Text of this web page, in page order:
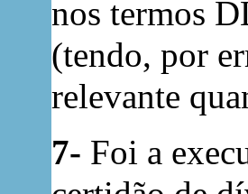
nos termos
(tendo, por
relevante
7- Foi a